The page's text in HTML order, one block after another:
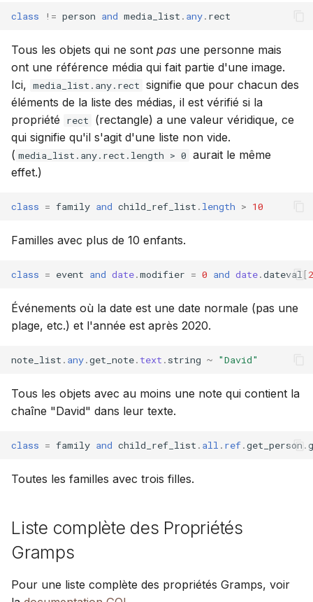
class != person and media_list . any. rect
Tous les objets qui ne sont pas une personne mais
ont une référence média qui fait partie d'une image.
Ici, media_list.any.rect signifie que pour chacun des
éléments de la liste des médias, il est vérifié si la
propriété
rect
(rectangle) a une valeur véridique, ce
qui signifie qu'il s'agit d'une liste non vide.
( media_list.any.rect.length > 0 aurait le même
effet.)
class = family and child_ref_list . length > 10
Familles avec plus de 10 enfants.
class = event and date.modifier = 0 and date.dateval [2
Événements où la date est une date normale (pas une
plage, etc.) et l'année est après 2020.
note_list . any.get_note. text . string ~ "David"
Tous les objets avec au moins une note qui contient la
chaîne "David" dans leur texte.
class = family and child_ref_list . all . ref.get_person .
Toutes les familles avec trois filles.
Liste complète des Propriétés
Gramps
Pour une liste complète des propriétés Gramps, voir